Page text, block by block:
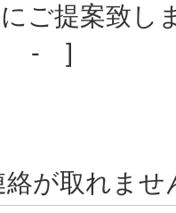
ご提案致し
- ]
絡が取れま